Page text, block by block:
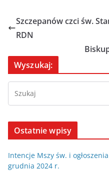
Szczepanów czci św.
RDN
Wyszukaj:
Ostatnie wpisy
Intencje Mszy św. i
grudnia 2024 r.